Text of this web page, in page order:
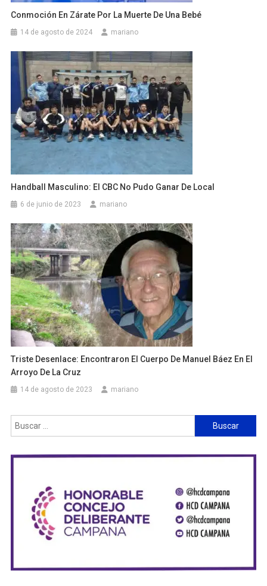
Conmoción En Zárate Por La Muerte De Una Bebé
14 de agosto de 2024 mariano
Handball Masculino: El CBC No Pudo Ganar De Local
6 de junio de 2023 mariano
Triste Desenlace: Encontraron El Cuerpo De Manuel Báez En El
Arroyo De La Cruz
14 de agosto de 2023 mariano
Buscar: